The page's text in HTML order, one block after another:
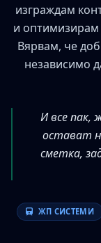
изграждам
и оптимизирам
Вярвам, че
независимо
И все пак,
остават
сметка,
ЖП СИСТЕМИ